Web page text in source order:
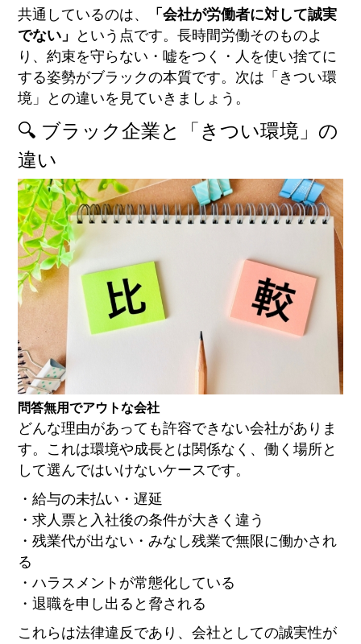
共通しているのは、
「会社が労働者に対して誠実
でない」
という点です。長時間労働そのものよ
り、約束を守らない・嘘をつく・人を使い捨てに
する姿勢がブラックの本質です。次は「きつい環
境」との違いを見ていきましょう。
🔍 ブラック企業と「きつい環境」の
違い
問答無用でアウトな会社
どんな理由があっても許容できない会社がありま
す。これは環境や成長とは関係なく、働く場所と
して選んではいけないケースです。
・給与の未払い・遅延
・求人票と入社後の条件が大きく違う
・残業代が出ない・みなし残業で無限に働かされ
る
・ハラスメントが常態化している
・退職を申し出ると脅される
これらは法律違反であり、会社としての誠実性が